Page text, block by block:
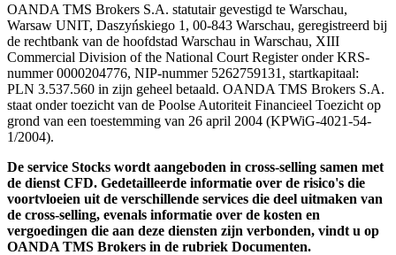
OANDA TMS Brokers S.A. statutair gevestigd te Warschau,
Warsaw UNIT, Daszyńskiego 1, 00-843 Warschau, geregistreerd bij
de rechtbank van de hoofdstad Warschau in Warschau, XIII
Commercial Division of the National Court Register onder KRS-
nummer 0000204776, NIP-nummer 5262759131, startkapitaal:
PLN 3.537.560 in zijn geheel betaald. OANDA TMS Brokers S.A.
staat onder toezicht van de Poolse Autoriteit Financieel Toezicht op
grond van een toestemming van 26 april 2004 (KPWiG-4021-54-
1/2004).
De service Stocks wordt aangeboden in cross-selling samen met
de dienst CFD. Gedetailleerde informatie over de risico's die
voortvloeien uit de verschillende services die deel uitmaken van
de cross-selling, evenals informatie over de kosten en
vergoedingen die aan deze diensten zijn verbonden, vindt u op
OANDA TMS Brokers in de rubriek Documenten.